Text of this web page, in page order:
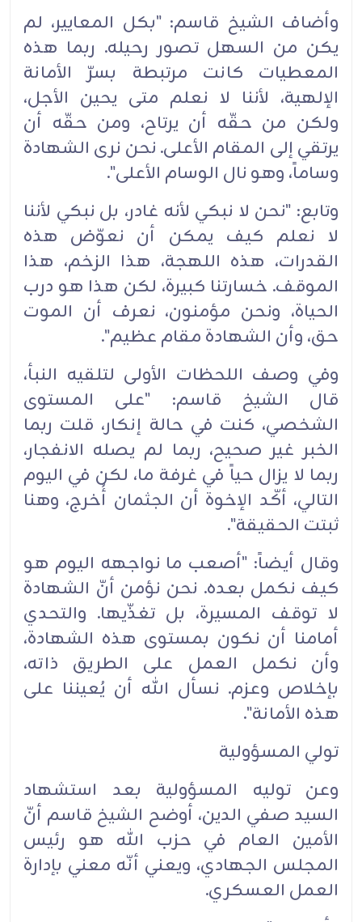
وأضاف الشيخ قاسم: "بكل المعايير، لم
يكن من السهل تصور رحيله. ربما هذه
المعطيات كانت مرتبطة بسرّ الأمانة
الإلهية، لأننا لا نعلم متى يحين الأجل،
ولكن من حقّه أن يرتاح، ومن حقّه أن
يرتقي إلى المقام الأعلى. نحن نرى الشهادة
وساماً، وهو نال الوسام الأعلى".
وتابع: "نحن لا نبكي لأنه غادر، بل نبكي لأننا
لا نعلم كيف يمكن أن نعوّض هذه
القدرات، هذه اللهجة، هذا الزخم، هذا
الموقف. خسارتنا كبيرة، لكن هذا هو درب
الحياة، ونحن مؤمنون، نعرف أن الموت
حق، وأن الشهادة مقام عظيم".
وفي وصف اللحظات الأولى لتلقيه النبأ،
قال الشيخ قاسم: "على المستوى
الشخصي، كنت في حالة إنكار، قلت ربما
الخبر غير صحيح، ربما لم يصله الانفجار،
ربما لا يزال حياً في غرفة ما، لكن في اليوم
التالي، أكّد الإخوة أن الجثمان أُخرج، وهنا
ثبتت الحقيقة".
وقال أيضاً: "أصعب ما نواجهه اليوم هو
كيف نكمل بعده. نحن نؤمن أنّ الشهادة
لا توقف المسيرة، بل تغذّيها. والتحدي
أمامنا أن نكون بمستوى هذه الشهادة،
وأن نكمل العمل على الطريق ذاته،
بإخلاص وعزم. نسأل الله أن يُعيننا على
هذه الأمانة".
تولي المسؤولية
وعن توليه المسؤولية بعد استشهاد
السيد صفي الدين، أوضح الشيخ قاسم أنّ
الأمين العام في حزب الله هو رئيس
المجلس الجهادي، ويعني أنّه معني بإدارة
العمل العسكري.